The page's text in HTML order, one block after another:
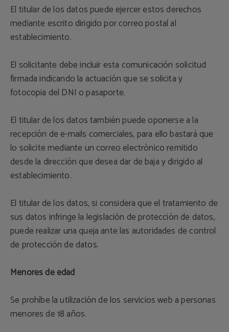
El titular de los datos puede ejercer estos derechos
mediante escrito dirigido por correo postal al
establecimiento.
El solicitante debe incluir esta comunicación solicitud
firmada indicando la actuación que se solicita y
fotocopia del DNI o pasaporte.
El titular de los datos también puede oponerse a la
recepción de e-mails comerciales, para ello bastará que
lo solicite mediante un correo electrónico remitido
desde la dirección que desea dar de baja y dirigido al
establecimiento.
El titular de los datos, si considera que el tratamiento de
sus datos infringe la legislación de protección de datos,
puede realizar una queja ante las autoridades de control
de protección de datos.
Menores de edad
Se prohíbe la utilización de los servicios web a personas
menores de 18 años.